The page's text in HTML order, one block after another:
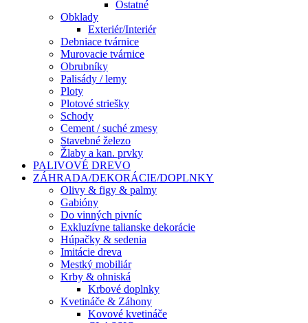
Ostatné
Obklady
Exteriér/Interiér
Debniace tvárnice
Murovacie tvárnice
Obrubníky
Palisády / lemy
Ploty
Plotové striešky
Schody
Cement / suché zmesy
Stavebné železo
Žlaby a kan. prvky
PALIVOVÉ DREVO
ZÁHRADA/DEKORÁCIE/DOPLNKY
Olivy & figy & palmy
Gabióny
Do vinných pivníc
Exkluzívne talianske dekorácie
Húpačky & sedenia
Imitácie dreva
Mestký mobiliár
Krby & ohniská
Krbové doplnky
Kvetináče & Záhony
Kovové kvetináče